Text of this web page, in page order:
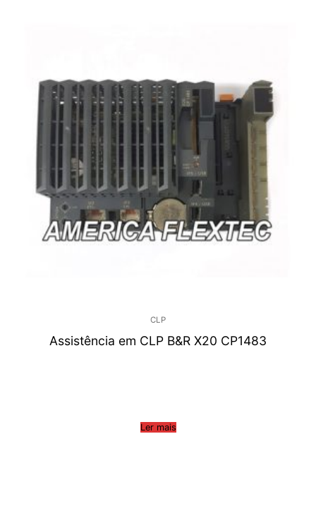
CLP
Assistência em CLP B&R X20 CP1483
Ler mais